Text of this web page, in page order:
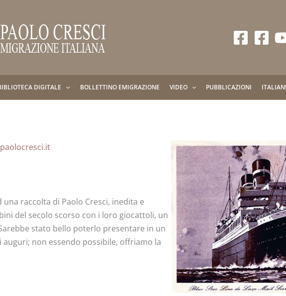
DIGITALE BOLLETTINO EMIGRAZIONE VIDEO PUBBLICAZIONI
raccolta di Paolo Cresci, inedita e
del secolo scorso con i loro giocattoli, un
stato bello poterlo presentare in un
non essendo possibile, offriamo la